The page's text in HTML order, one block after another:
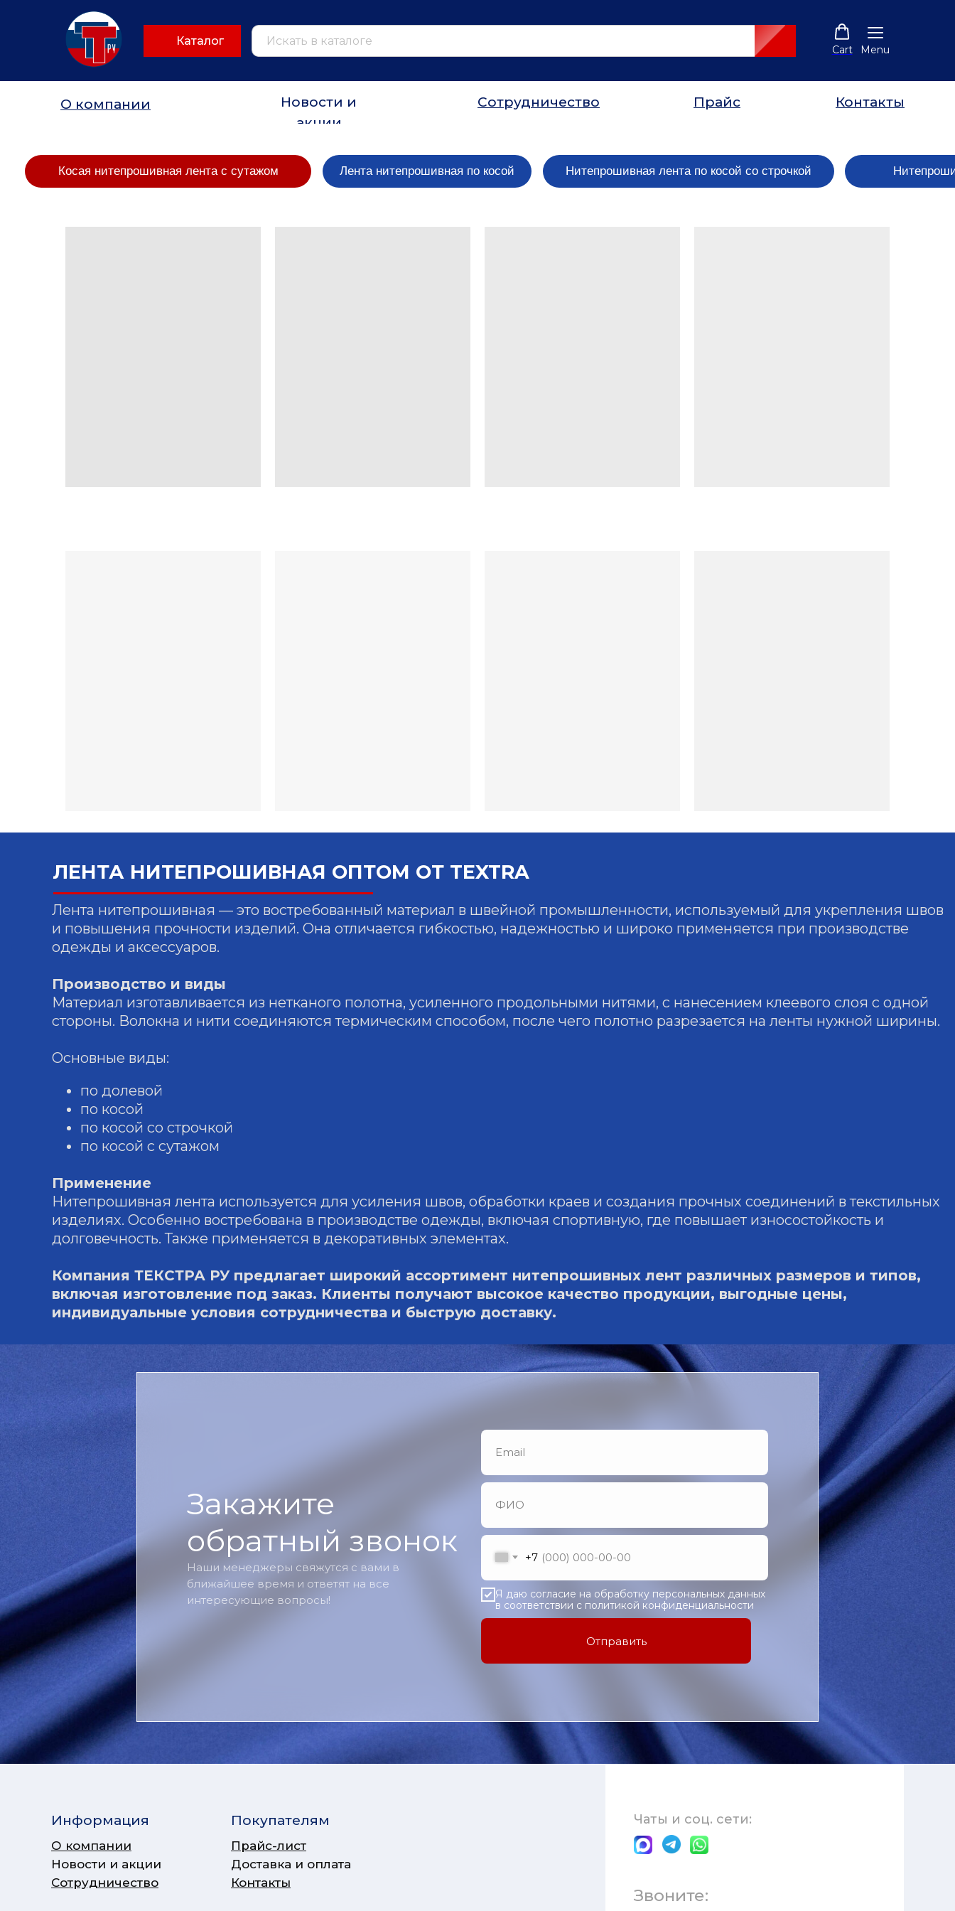
Каталог
Cart Menu
О компании
Новости и
акции
Сотрудничество Прайс Контакты
Косая нитепрошивная лента с сутажом Лента нитепрошивная по косой Нитепрошивная лента по косой со строчкой
ЛЕНТА НИТЕПРОШИВНАЯ ОПТОМ ОТ TEXTRA
Лента нитепрошивная — это востребованный материал в швейной промышленности, используемый для укрепления швов
и повышения прочности изделий. Она отличается гибкостью, надежностью и широко применяется при производстве
одежды и аксессуаров.
Производство и виды
Материал изготавливается из нетканого полотна, усиленного продольными нитями, с нанесением клеевого слоя с одной
стороны. Волокна и нити соединяются термическим способом, после чего полотно разрезается на ленты нужной ширины.
Основные виды:
по долевой
по косой
по косой со строчкой
по косой с сутажом
Применение
Нитепрошивная лента используется для усиления швов, обработки краев и создания прочных соединений в текстильных
изделиях. Особенно востребована в производстве одежды, включая спортивную, где повышает износостойкость и
долговечность. Также применяется в декоративных элементах.
Компания ТЕКСТРА РУ предлагает широкий ассортимент нитепрошивных лент различных размеров и типов,
включая изготовление под заказ. Клиенты получают высокое качество продукции, выгодные цены,
индивидуальные условия сотрудничества и быструю доставку.
Закажите
обратный звонок
Наши менеджеры свяжутся с вами в
ближайшее время и ответят на все
интересующие вопросы!
+7
Я даю согласие на обработку персональных данных
в соответствии с политикой конфиденциальности
Отправить
Информация
О компании
Новости и акции
Сотрудничество
Чаты и соц. сети:
Звоните:
Покупателям
Прайс-лист
Доставка и оплата
Контакты